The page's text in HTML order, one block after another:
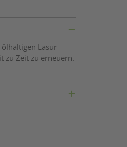
Lasur
zu Zeit zu erneuern.